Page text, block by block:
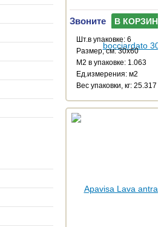
Звоните В КОРЗИНУ
Шт.в упаковке: 6
Размер, см: 30x60
М2 в упаковке: 1.063
Ед.измерения: м2
Веc упаковки, кг: 25.317